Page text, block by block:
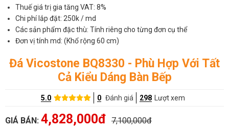
Thuế giá trị gia tăng VAT: 8%
Chi phí lắp đặt: 250k / md
Các sản phẩm đặc thù: Tính riêng cho từng đơn cụ thể
Đơn vị tính md: (Khổ rộng 60 cm)
Đá Vicostone BQ8330 - Phù Hợp Với Tất
Cả Kiểu Dáng Bàn Bếp
5.0 0 Đánh giá 298 Lượt xem
GIÁ BÁN: 4,828,000đ 7,100,000đ